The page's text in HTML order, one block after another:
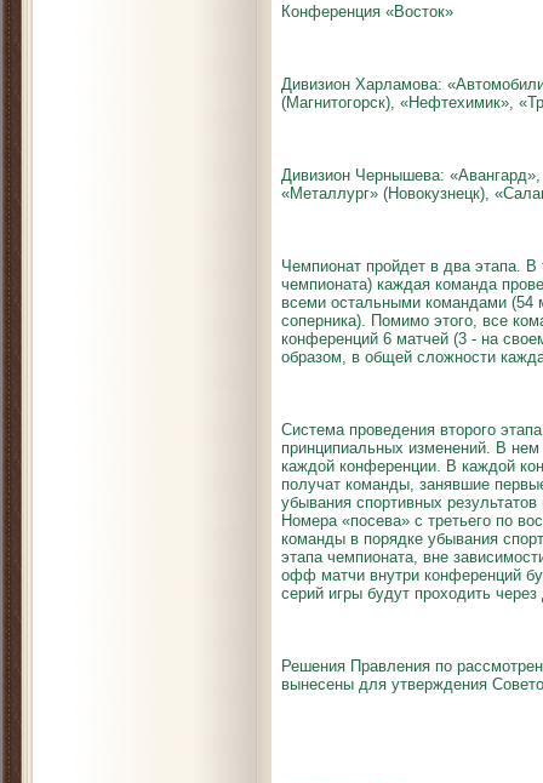
Конференция «Восток»
Дивизион Харламова:
(Магнитогорск), «Нефтехимик»,
Дивизион Чернышева:
«Металлург» (Новокузнецк),
Чемпионат пройдет в два этапа. В
чемпионата) каждая команда
всеми остальными командами (54
соперника). Помимо этого, все
конференций 6 матчей (3 - на
образом, в общей сложности
Система проведения второго
принципиальных изменений. В
каждой конференции. В каждой
получат команды, занявшие
убывания спортивных
Номера «посева» с третьего по
команды в порядке убывания
этапа чемпионата, вне
офф матчи внутри конференций
серий игры будут проходить через
Решения Правления по
вынесены для утверждения